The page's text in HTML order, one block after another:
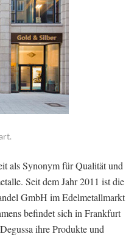
als Synonym für Qualität und
Seit dem Jahr 2011 ist die
GmbH im Edelmetallmarkt
befindet sich in Frankfurt
ihre Produkte und